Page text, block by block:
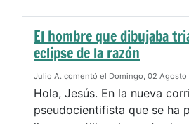
El hombre que dibujaba
eclipse de la razón
Julio A. comentó el Domingo, 02 Agosto
Hola, Jesús. En la nueva
pseudocientifista que se ha